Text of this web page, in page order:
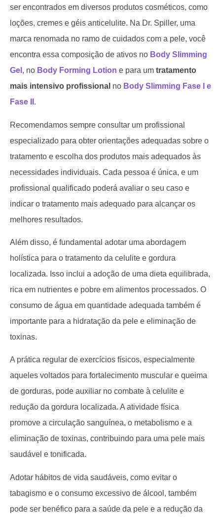
ser encontrados em diversos produtos cosméticos, como
loções, cremes e géis anticelulite. Na Dr. Spiller, uma
marca renomada no ramo de cuidados com a pele, você
encontra essa composição de ativos no Body Slimming
Gel , no Body Forming Lotion e para um tratamento
mais intensivo profissional no Body Slimming Fase I e
Fase II .
Recomendamos sempre consultar um profissional
especializado para obter orientações adequadas sobre o
tratamento e escolha dos produtos mais adequados às
necessidades individuais. Cada pessoa é única, e um
profissional qualificado poderá avaliar o seu caso e
indicar o tratamento mais adequado para alcançar os
melhores resultados.
Além disso, é fundamental adotar uma abordagem
holística para o tratamento da celulite e gordura
localizada. Isso inclui a adoção de uma dieta equilibrada,
rica em nutrientes e pobre em alimentos processados. O
consumo de água em quantidade adequada também é
importante para a hidratação da pele e eliminação de
toxinas.
A prática regular de exercícios físicos, especialmente
aqueles voltados para fortalecimento muscular e queima
de gorduras, pode auxiliar no combate à celulite e
redução da gordura localizada. A atividade física
promove a circulação sanguínea, o metabolismo e a
eliminação de toxinas, contribuindo para uma pele mais
saudável e tonificada.
Adotar hábitos de vida saudáveis, como evitar o
tabagismo e o consumo excessivo de álcool, também
pode ser benéfico para a saúde da pele e a redução da